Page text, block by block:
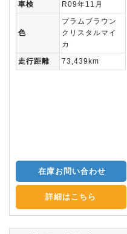
車検
R09年11月
色
プラムブラウン
クリスタルマイ
カ
走行距離
73,439km
在庫お問い合わせ
詳細はこちら